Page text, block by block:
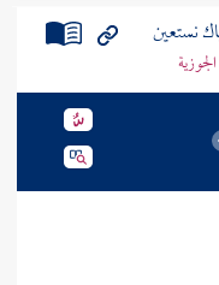
نستعين